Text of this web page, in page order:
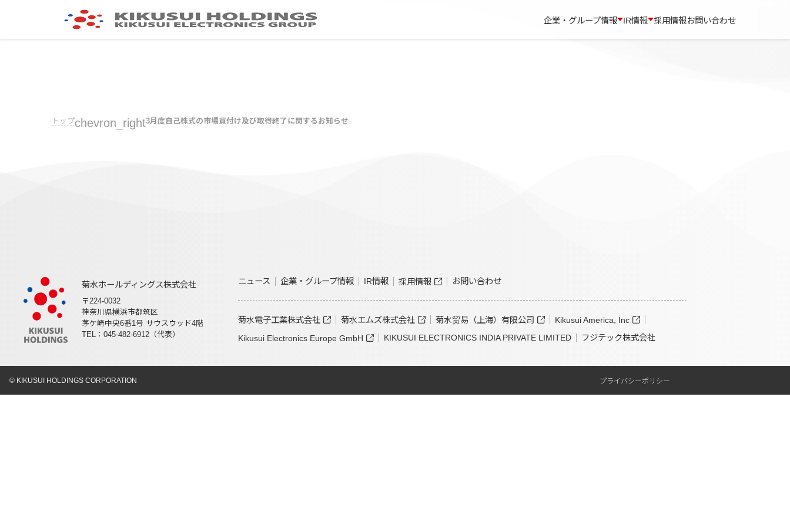
企業・グループ情報 IR情報 採用情報お問い合わせ
トップchevron_right3月度自己株式の市場買付け及び取得終了に関するお知らせ
菊水ホールディングス株式会社
〒224-0032
神奈川県横浜市都筑区
茅ケ崎中央6番1号 サウスウッド4階
TEL：045-482-6912（代表）
ニュース 企業・グループ情報 IR情報 採用情報 お問い合わせ
菊水電子工業株式会社 菊水エムズ株式会社 菊水贸易（上海）有限公司
Kikusui America, Inc
Kikusui Electronics Europe GmbH
KIKUSUI ELECTRONICS INDIA PRIVATE LIMITED フジテック株式会社
© KIKUSUI HOLDINGS CORPORATION プライバシーポリシー